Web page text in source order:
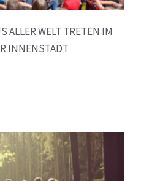
WELT TRETEN IM A
G